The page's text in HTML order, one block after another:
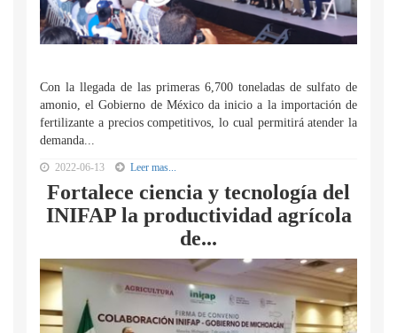
Con la llegada de las primeras 6,700 toneladas de sulfato de
amonio, el Gobierno de México da inicio a la importación de
fertilizante a precios competitivos, lo cual permitirá atender la
demanda...
2022-06-13 Leer mas...
Fortalece ciencia y tecnología del
INIFAP la productividad agrícola
de...